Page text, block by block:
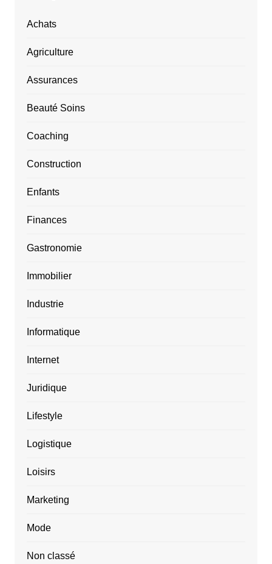
Achats
Agriculture
Assurances
Beauté Soins
Coaching
Construction
Enfants
Finances
Gastronomie
Immobilier
Industrie
Informatique
Internet
Juridique
Lifestyle
Logistique
Loisirs
Marketing
Mode
Non classé